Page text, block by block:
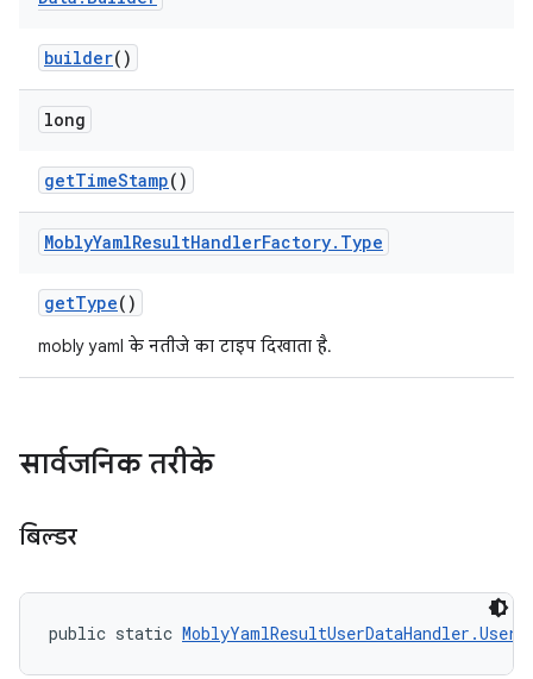
builder()
long
getTimeStamp()
MoblyYamlResultHandlerFactory. Type
getType()
mobly yaml के नतीजे का टाइप दिखाता है.
सार्वजनिक तरीके
बिल्डर
public static